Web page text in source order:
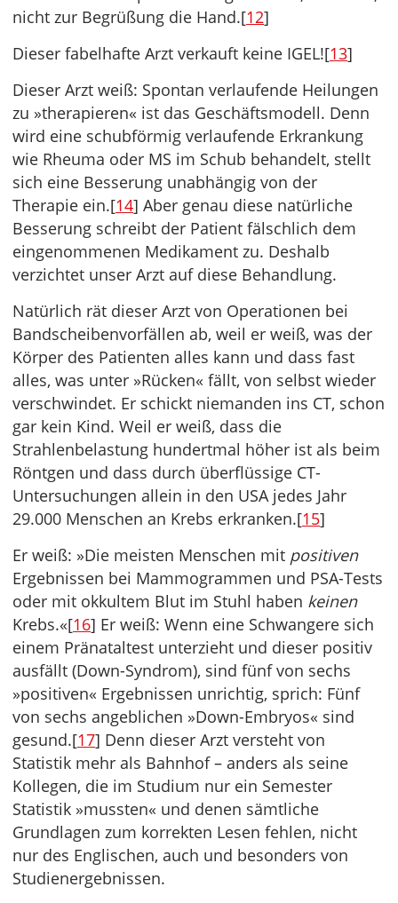
nicht zur Begrüßung die Hand.[12]
Dieser fabelhafte Arzt verkauft keine IGEL![13]
Dieser Arzt weiß: Spontan verlaufende Heilungen
zu »therapieren« ist das Geschäftsmodell. Denn
wird eine schubförmig verlaufende Erkrankung
wie Rheuma oder MS im Schub behandelt, stellt
sich eine Besserung unabhängig von der
Therapie ein.[14] Aber genau diese natürliche
Besserung schreibt der Patient fälschlich dem
eingenommenen Medikament zu. Deshalb
verzichtet unser Arzt auf diese Behandlung.
Natürlich rät dieser Arzt von Operationen bei
Bandscheibenvorfällen ab, weil er weiß, was der
Körper des Patienten alles kann und dass fast
alles, was unter »Rücken« fällt, von selbst wieder
verschwindet. Er schickt niemanden ins CT, schon
gar kein Kind. Weil er weiß, dass die
Strahlenbelastung hundertmal höher ist als beim
Röntgen und dass durch überflüssige CT-
Untersuchungen allein in den USA jedes Jahr
29.000 Menschen an Krebs erkranken.[15]
Er weiß: »Die meisten Menschen mit positiven
Ergebnissen bei Mammogrammen und PSA-Tests
oder mit okkultem Blut im Stuhl haben keinen
Krebs.«[16] Er weiß: Wenn eine Schwangere sich
einem Pränataltest unterzieht und dieser positiv
ausfällt (Down-Syndrom), sind fünf von sechs
»positiven« Ergebnissen unrichtig, sprich: Fünf
von sechs angeblichen »Down-Embryos« sind
gesund.[17] Denn dieser Arzt versteht von
Statistik mehr als Bahnhof – anders als seine
Kollegen, die im Studium nur ein Semester
Statistik »mussten« und denen sämtliche
Grundlagen zum korrekten Lesen fehlen, nicht
nur des Englischen, auch und besonders von
Studienergebnissen.